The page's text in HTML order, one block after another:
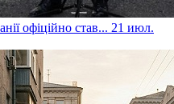
офіційно став... 21 июл.